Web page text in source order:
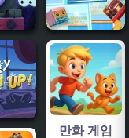
만화 게임